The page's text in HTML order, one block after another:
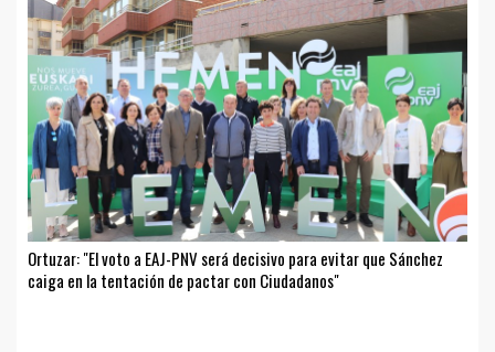
Ortuzar: "El voto a EAJ-PNV será decisivo para evitar que Sánchez
caiga en la tentación de pactar con Ciudadanos"